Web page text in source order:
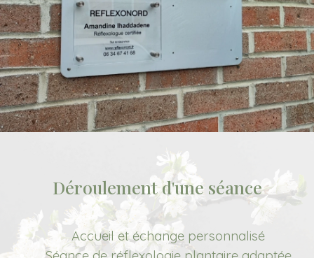
Déroulement d'une séance
Accueil et échange personnalisé